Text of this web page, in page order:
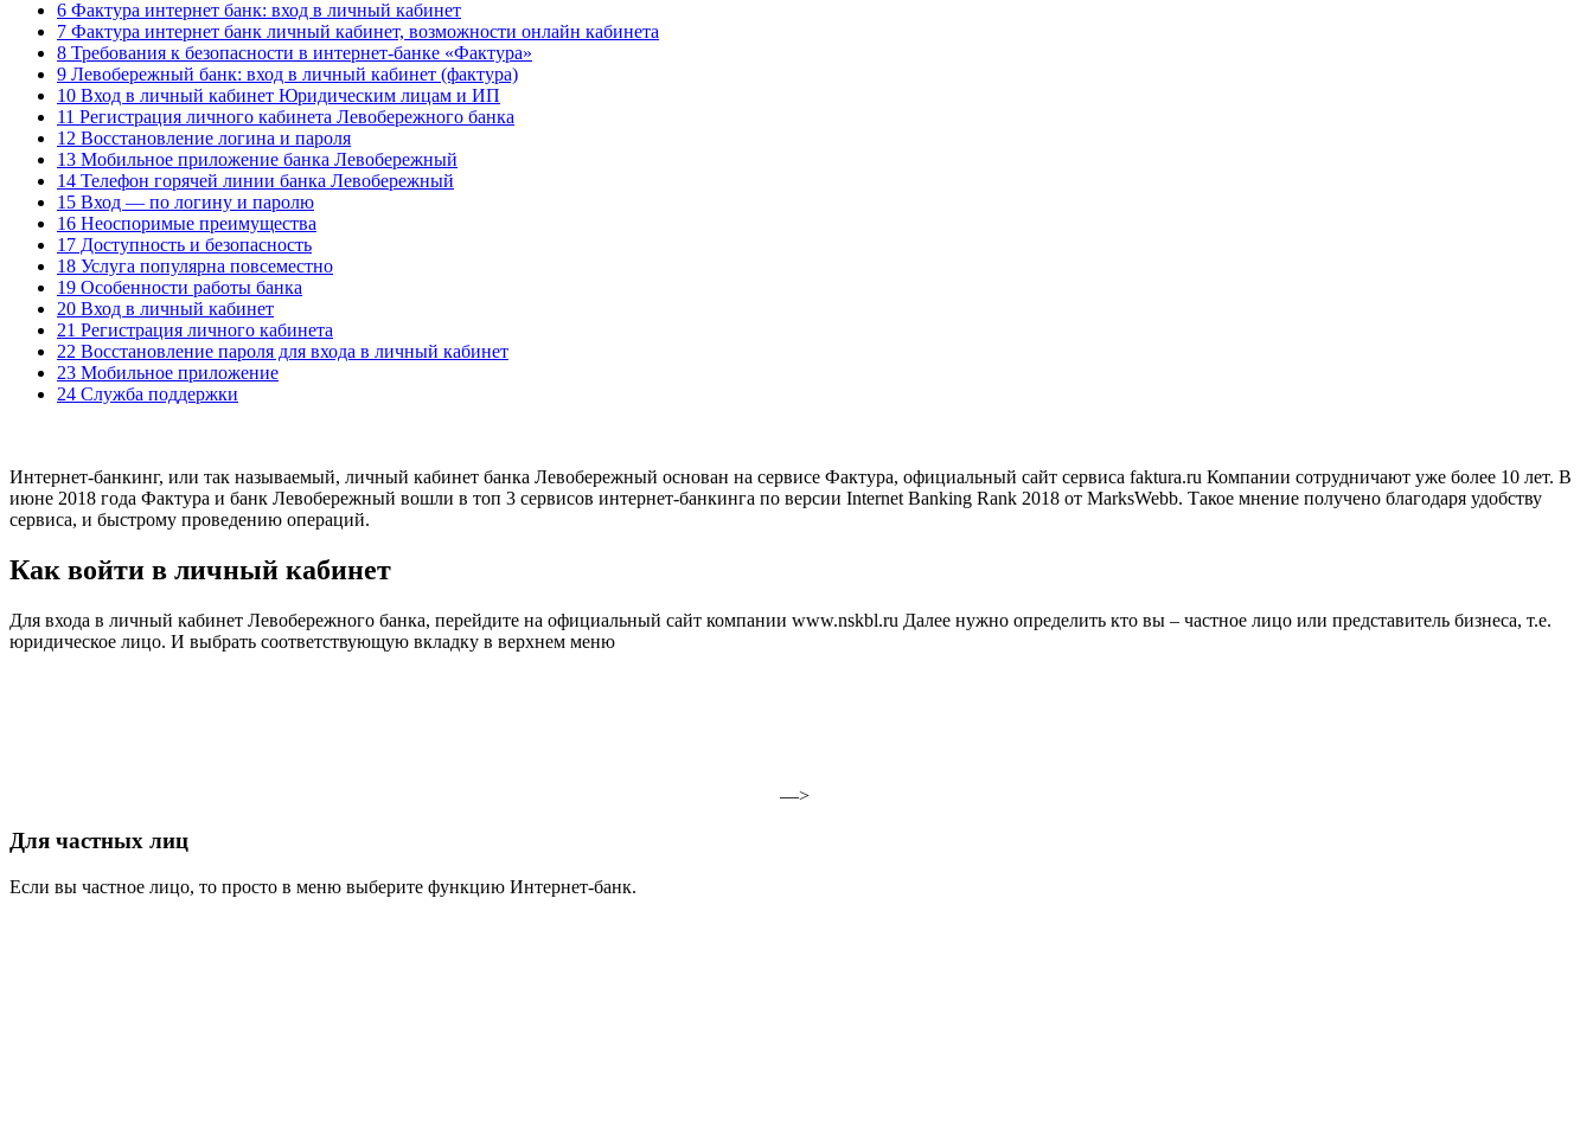
6 Фактура интернет банк: вход в личный кабинет
7 Фактура интернет банк личный кабинет, возможности онлайн кабинета
8 Требования к безопасности в интернет-банке «Фактура»
9 Левобережный банк: вход в личный кабинет (фактура)
10 Вход в личный кабинет Юридическим лицам и ИП
11 Регистрация личного кабинета Левобережного банка
12 Восстановление логина и пароля
13 Мобильное приложение банка Левобережный
14 Телефон горячей линии банка Левобережный
15 Вход — по логину и паролю
16 Неоспоримые преимущества
17 Доступность и безопасность
18 Услуга популярна повсеместно
19 Особенности работы банка
20 Вход в личный кабинет
21 Регистрация личного кабинета
22 Восстановление пароля для входа в личный кабинет
23 Мобильное приложение
24 Служба поддержки
Интернет-банкинг, или так называемый, личный кабинет банка Левобережный основан на сервисе Фактура, официальный сайт сервиса faktura.ru Компании сотрудничают уже более 10 лет. В
июне 2018 года Фактура и банк Левобережный вошли в топ 3 сервисов интернет-банкинга по версии Internet Banking Rank 2018 от MarksWebb. Такое мнение получено благодаря удобству
сервиса, и быстрому проведению операций.
Как войти в личный кабинет
Для входа в личный кабинет Левобережного банка, перейдите на официальный сайт компании www.nskbl.ru Далее нужно определить кто вы – частное лицо или представитель бизнеса, т.е.
юридическое лицо. И выбрать соответствующую вкладку в верхнем меню
—>
Для частных лиц
Если вы частное лицо, то просто в меню выберите функцию Интернет-банк.